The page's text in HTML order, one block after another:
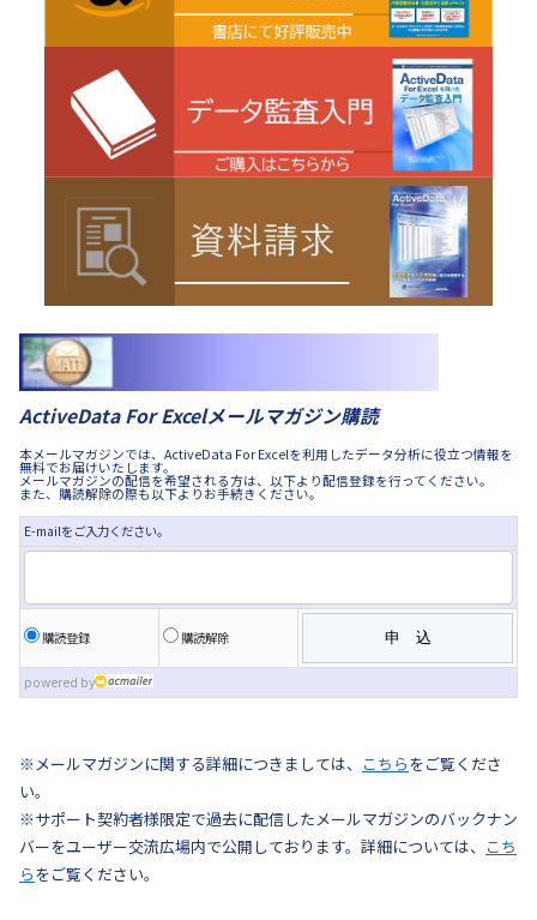
ActiveData For Excelメールマガジン購読
本メールマガジンでは、ActiveData For Excelを利用したデータ分析に役立つ情報を
無料でお届けいたします。
メールマガジンの配信を希望される方は、以下より配信登録を行ってください。
また、購読解除の際も以下よりお手続きください。
E-mailをご入力ください。
購読登録 購読解除
powered by
※メールマガジンに関する詳細につきましては、 こちら をご覧くださ
い。
※サポート契約者様限定で過去に配信したメールマガジンのバックナン
バーをユーザー交流広場内で公開しております。詳細については、 こち
ら をご覧ください。